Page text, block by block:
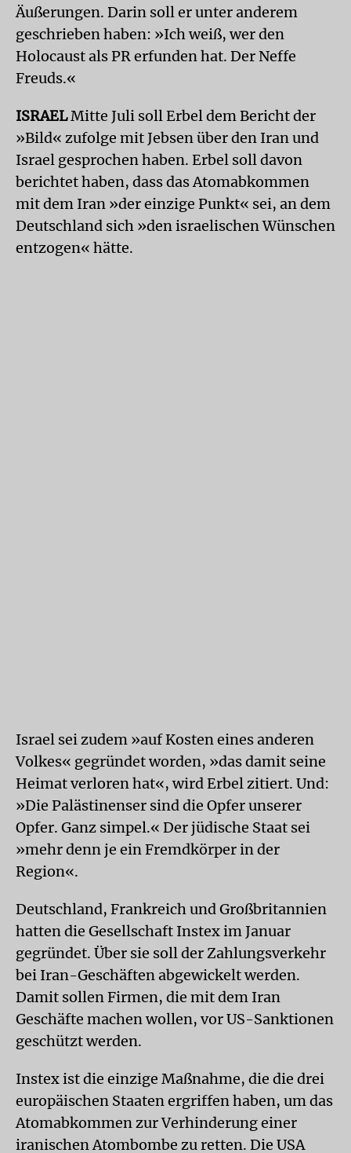
Äußerungen. Darin soll er unter anderem
geschrieben haben: »Ich weiß, wer den
Holocaust als PR erfunden hat. Der Neffe
Freuds.«
ISRAELMitte Juli soll Erbel dem Bericht der
»Bild« zufolge mit Jebsen über den Iran und
Israel gesprochen haben. Erbel soll davon
berichtet haben, dass das Atomabkommen
mit dem Iran »der einzige Punkt« sei, an dem
Deutschland sich »den israelischen Wünschen
entzogen« hätte.
Israel sei zudem »auf Kosten eines anderen
Volkes« gegründet worden, »das damit seine
Heimat verloren hat«, wird Erbel zitiert. Und:
»Die Palästinenser sind die Opfer unserer
Opfer. Ganz simpel.« Der jüdische Staat sei
»mehr denn je ein Fremdkörper in der
Region«.
Deutschland, Frankreich und Großbritannien
hatten die Gesellschaft Instex im Januar
gegründet. Über sie soll der Zahlungsverkehr
bei Iran-Geschäften abgewickelt werden.
Damit sollen Firmen, die mit dem Iran
Geschäfte machen wollen, vor US-Sanktionen
geschützt werden.
Instex ist die einzige Maßnahme, die die drei
europäischen Staaten ergriffen haben, um das
Atomabkommen zur Verhinderung einer
iranischen Atombombe zu retten. Die USA